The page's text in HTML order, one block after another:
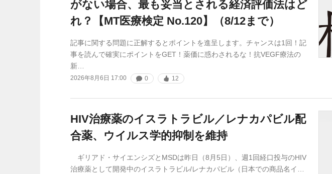
がない場合、最も妥当とされる経済評価法はど
れ？【MT医療検定 No.120】（8/12まで）
記事に関する問題に正解するとポイントを進呈します。チャンスは1回！記
事を読んで確実にポイントをGET！薬価に惑わされるな！抗VEGF療法の
新…
2026年8月6日 17:00 0 12
HIV治療薬のイスラトラビル／レナカパビル配
合薬、ウイルス学的抑制を維持
ギリアド・サイエンシズとMSDは昨日（8月5日）、週1回経口投与のHIV
治療薬として開発中のイスラトラビル/レナカパビル（日本での商品名イ…